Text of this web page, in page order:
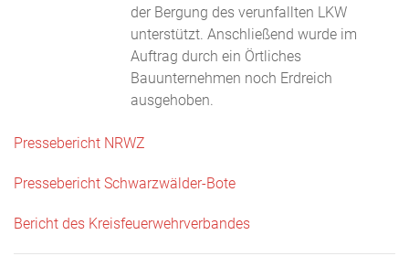
der Bergung des verunfallten LKW
unterstützt. Anschließend wurde im
Auftrag durch ein Örtliches
Bauunternehmen noch Erdreich
ausgehoben.
Pressebericht NRWZ
Pressebericht Schwarzwälder-Bote
Bericht des Kreisfeuerwehrverbandes